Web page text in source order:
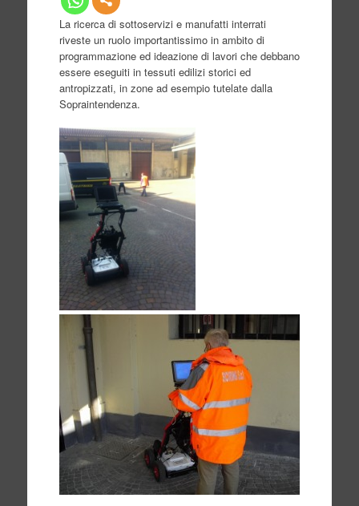
La ricerca di sottoservizi e manufatti interrati
riveste un ruolo importantissimo in ambito di
programmazione ed ideazione di lavori che debbano
essere eseguiti in tessuti edilizi storici ed
antropizzati, in zone ad esempio tutelate dalla
Sopraintendenza.